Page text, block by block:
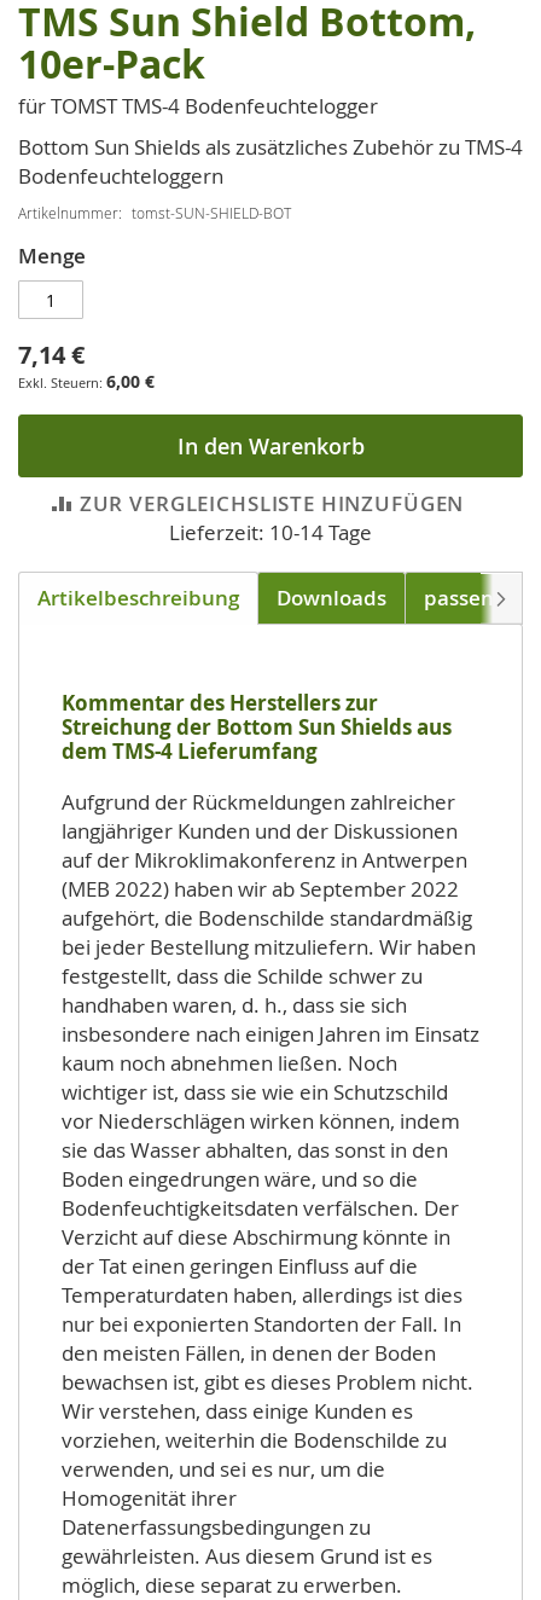
Zum
Anfang
der
Bildgalerie
TMS Sun Shield Bottom,
10er-Pack
für TOMST TMS-4 Bodenfeuchtelogger
Bottom Sun Shields als zusätzliches Zubehör zu TMS-4
Bodenfeuchteloggern
Artikelnummer tomst-SUN-SHIELD-BOT
Menge
7,14 €
6,00 €
In den Warenkorb
ZUR VERGLEICHSLISTE HINZUFÜGEN
Lieferzeit: 10-14 Tage
Artikelbeschreibung Downloads passend für
Kommentar des Herstellers zur
Streichung der Bottom Sun Shields aus
dem TMS-4 Lieferumfang
Aufgrund der Rückmeldungen zahlreicher
langjähriger Kunden und der Diskussionen
auf der Mikroklimakonferenz in Antwerpen
(MEB 2022) haben wir ab September 2022
aufgehört, die Bodenschilde standardmäßig
bei jeder Bestellung mitzuliefern. Wir haben
festgestellt, dass die Schilde schwer zu
handhaben waren, d. h., dass sie sich
insbesondere nach einigen Jahren im Einsatz
kaum noch abnehmen ließen. Noch
wichtiger ist, dass sie wie ein Schutzschild
vor Niederschlägen wirken können, indem
sie das Wasser abhalten, das sonst in den
Boden eingedrungen wäre, und so die
Bodenfeuchtigkeitsdaten verfälschen. Der
Verzicht auf diese Abschirmung könnte in
der Tat einen geringen Einfluss auf die
Temperaturdaten haben, allerdings ist dies
nur bei exponierten Standorten der Fall. In
den meisten Fällen, in denen der Boden
bewachsen ist, gibt es dieses Problem nicht.
Wir verstehen, dass einige Kunden es
vorziehen, weiterhin die Bodenschilde zu
verwenden, und sei es nur, um die
Homogenität ihrer
Datenerfassungsbedingungen zu
gewährleisten. Aus diesem Grund ist es
möglich, diese separat zu erwerben.